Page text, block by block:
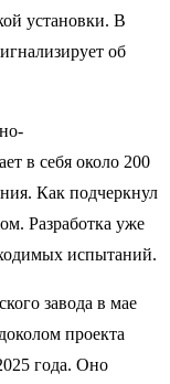
установки. В
об
в себя около 200
Как подчеркнул
Разработка уже
испытаний.
завода в мае
проекта
года. Оно